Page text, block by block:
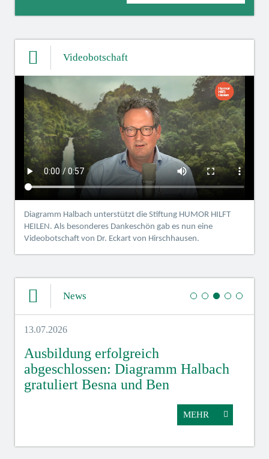
Videobotschaft
Diagramm Halbach unterstützt die Stiftung HUMOR HILFT
HEILEN. Als besonderes Dankeschön gab es nun eine
Videobotschaft von Dr. Eckart von Hirschhausen.
News
13.07.2026
Ausbildung erfolgreich
abgeschlossen: Diagramm Halbach
gratuliert Besna und Ben
MEHR